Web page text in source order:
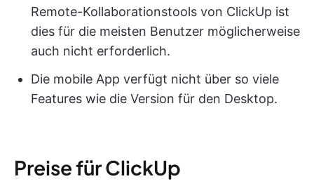
Remote-Kollaborationstools von ClickUp ist
dies für die meisten Benutzer möglicherweise
auch nicht erforderlich.
Die mobile App verfügt nicht über so viele
Features wie die Version für den Desktop.
Preise für ClickUp